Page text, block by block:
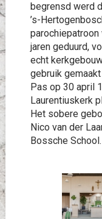
begrensd werd
’s-
jaren geduurd,
echt
gebruik
Pas op 30 april
Laurentiuskerk
Het sobere
Nico van der
Bossche School.